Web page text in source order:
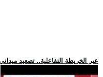
.. عبر الخريطة التفاعلية.. تصعيد